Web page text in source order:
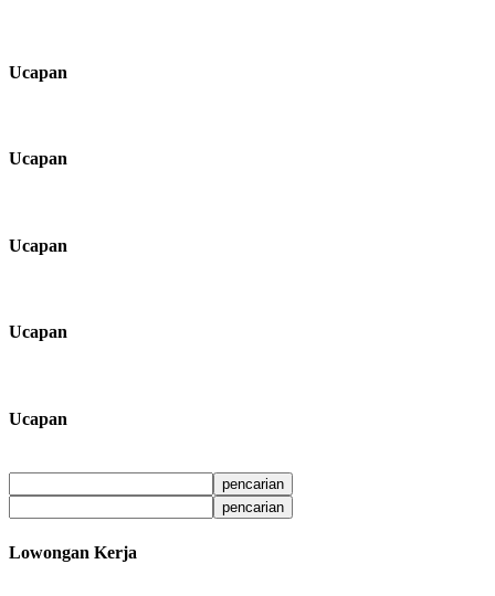
Ucapan
Ucapan
Ucapan
Ucapan
Ucapan
Lowongan Kerja